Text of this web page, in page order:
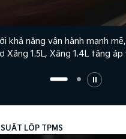
khả năng vận hành mạnh
Xăng 1.5L, Xăng 1.4L tăng áp
LỐP TPMS